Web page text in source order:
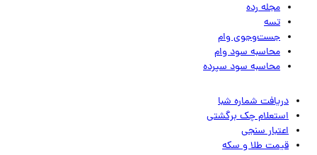
مجله رده
تسه
جست‌وجوی وام
محاسبه سود وام
محاسبه سود سپرده
دریافت شماره شبا
استعلام چک برگشتی
اعتبار سنجی
قیمت طلا و سکه